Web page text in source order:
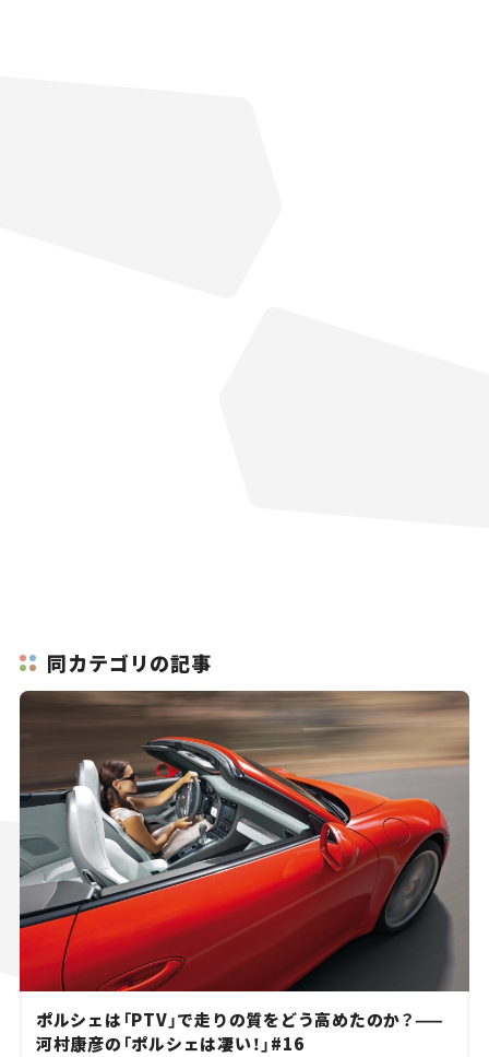
同カテゴリの記事
ポルシェは「PTV」で走りの質をどう高めたのか？——
河村康彦の「ポルシェは凄い！」#16